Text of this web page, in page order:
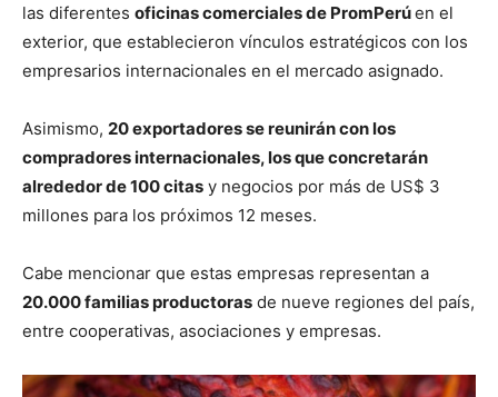
las diferentes oficinas comerciales de PromPerúen el
exterior, que establecieron vínculos estratégicos con los
empresarios internacionales en el mercado asignado.
Asimismo, 20 exportadores se reunirán con los
compradores internacionales, los que concretarán
alrededor de 100 citas y negocios por más de US$ 3
millones para los próximos 12 meses.
Cabe mencionar que estas empresas representan a
20.000 familias productoras de nueve regiones del país,
entre cooperativas, asociaciones y empresas.